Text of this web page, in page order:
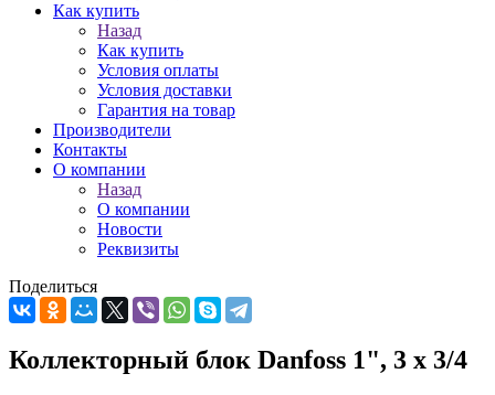
Как купить
Назад
Как купить
Условия оплаты
Условия доставки
Гарантия на товар
Производители
Контакты
О компании
Назад
О компании
Новости
Реквизиты
Поделиться
Коллекторный блок Danfoss 1", 3 х 3/4